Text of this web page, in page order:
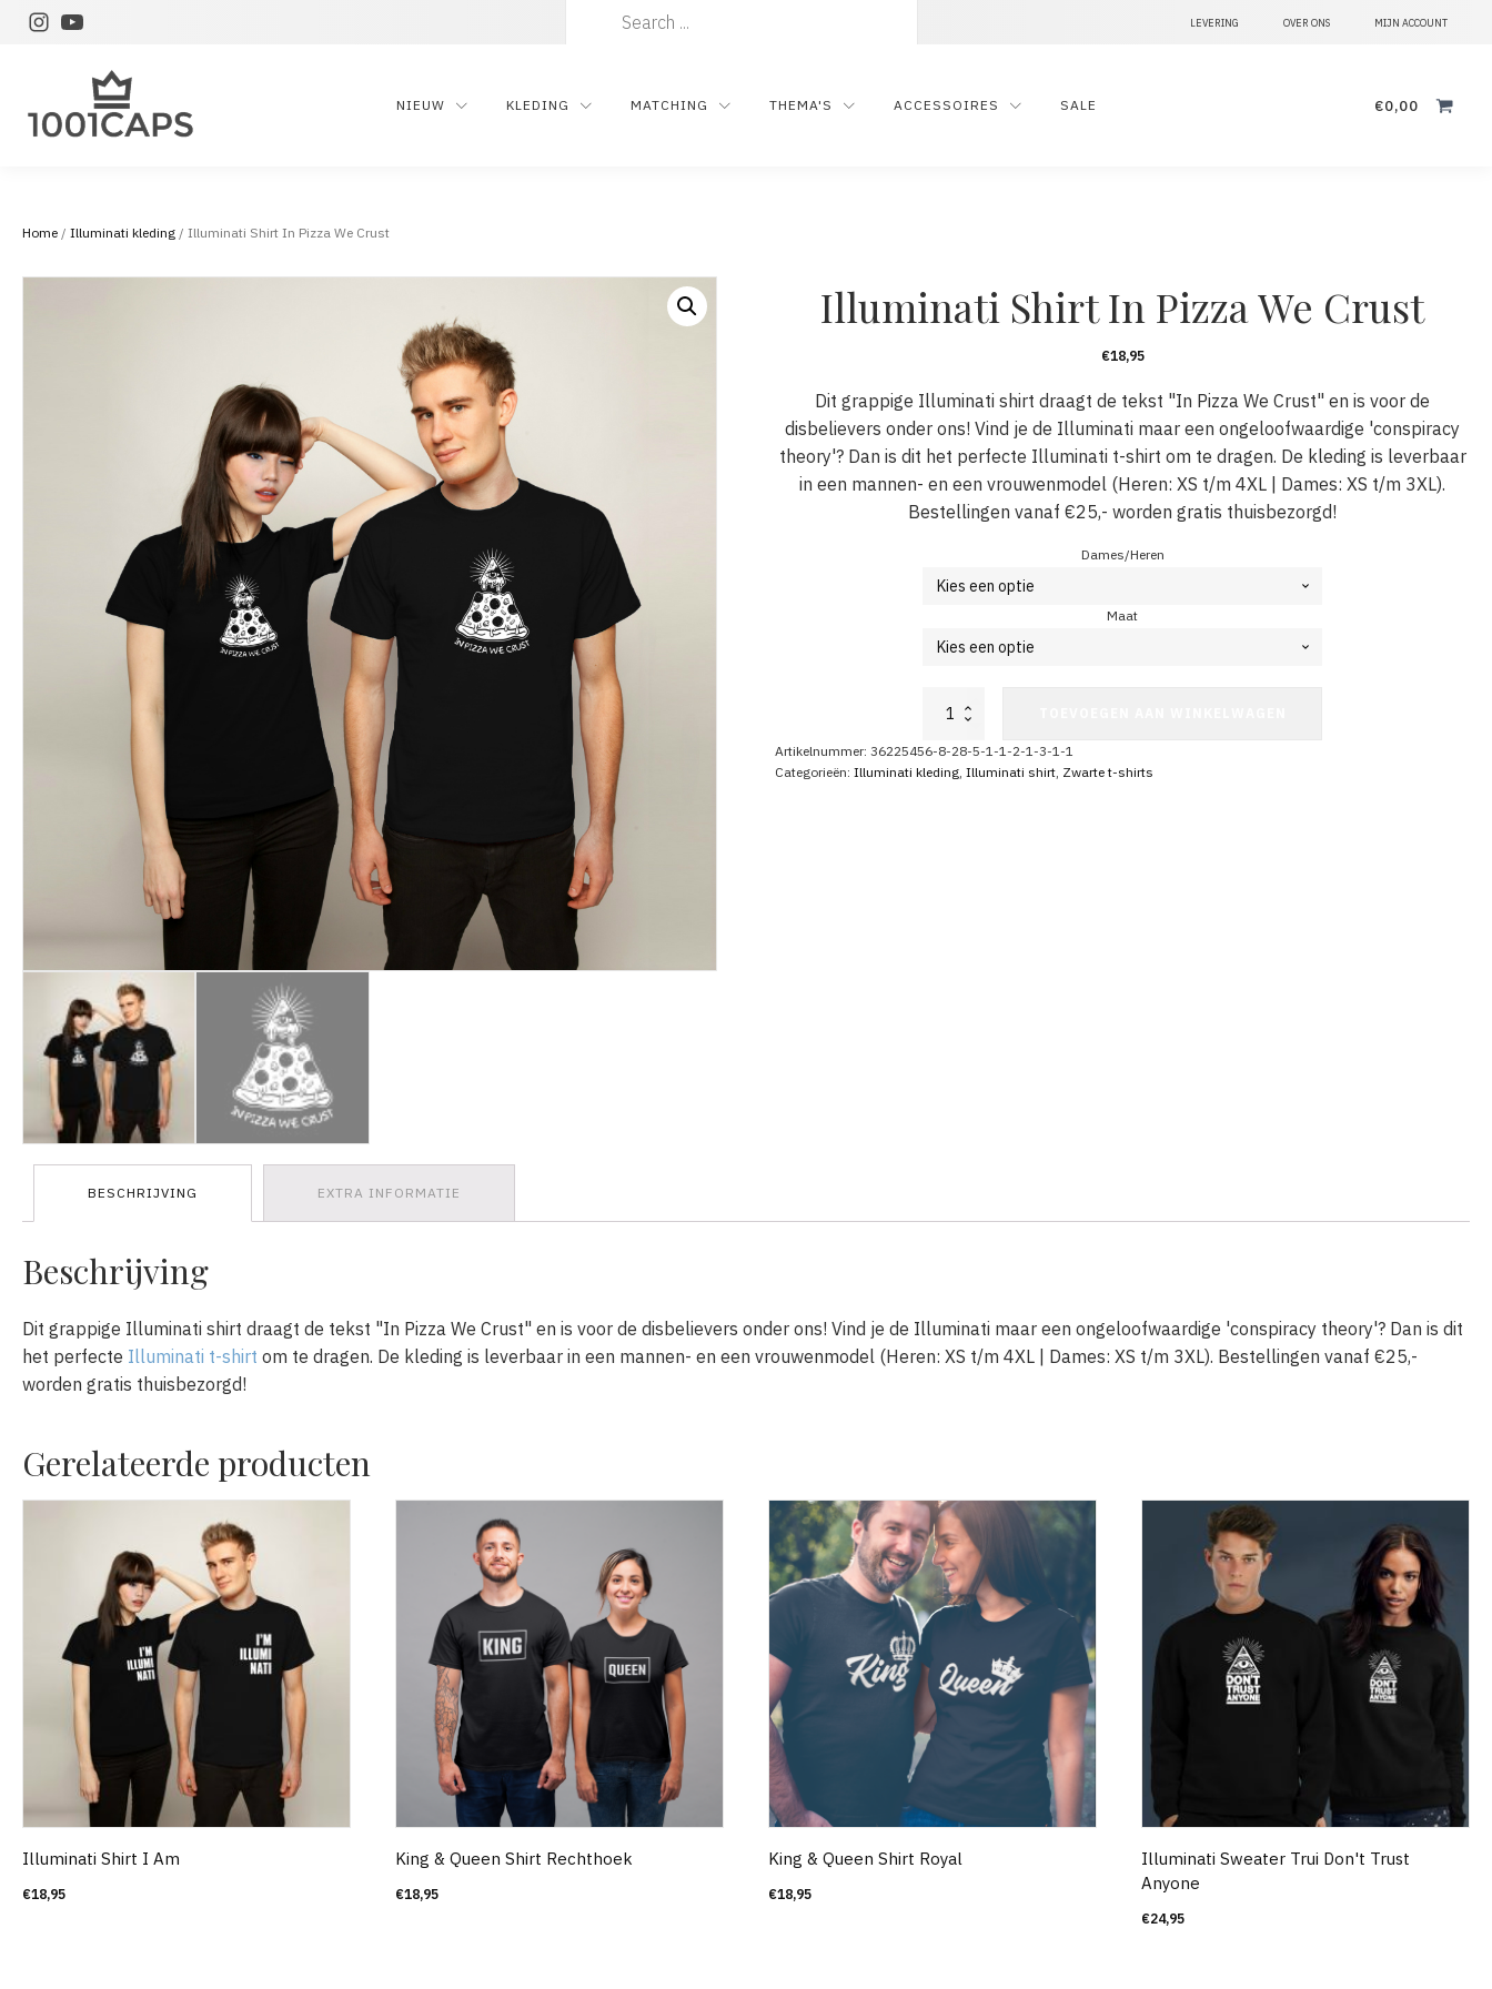
LEVERING OVER ONS MIJN ACCOUNT
NIEUW KLEDING MATCHING THEMA'S ACCESSOIRES SALE
naar:
€0,00
Home / Illuminati kleding / Illuminati Shirt In Pizza We Crust
Illuminati Shirt In Pizza We Crust
€18,95
Dit grappige Illuminati shirt draagt de tekst "In Pizza We Crust" en is voor de
disbelievers onder ons! Vind je de Illuminati maar een ongeloofwaardige 'conspiracy
theory'? Dan is dit het perfecte Illuminati t-shirt om te dragen. De kleding is leverbaar
in een mannen- en een vrouwenmodel (Heren: XS t/m 4XL | Dames: XS t/m 3XL).
Bestellingen vanaf €25,- worden gratis thuisbezorgd!
Dames/Heren
Maat
Illuminati
In
Pizza
Artikelnummer:36225456-8-28-5-1-1-2-1-3-1-1
Categorieën:Illuminati kleding,Illuminati shirt, Zwarte t-shirts
BESCHRIJVING EXTRA INFORMATIE
Beschrijving
Dit grappige Illuminati shirt draagt de tekst "In Pizza We Crust" en is voor de disbelievers onder ons! Vind je de Illuminati maar een ongeloofwaardige 'conspiracy theory'? Dan is dit
het perfecte Illuminati t-shirt om te dragen. De kleding is leverbaar in een mannen- en een vrouwenmodel (Heren: XS t/m 4XL | Dames: XS t/m 3XL). Bestellingen vanaf €25,-
worden gratis thuisbezorgd!
Gerelateerde producten
Illuminati Shirt I Am
€18,95
King & Queen Shirt Rechthoek
€18,95
King & Queen Shirt Royal
€18,95
Illuminati Sweater Trui Don't Trust
Anyone
€24,95